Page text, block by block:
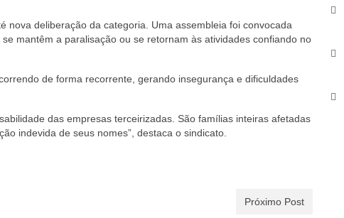
nova deliberação da categoria. Uma assembleia foi convocada
mantêm a paralisação ou se retornam às atividades confiando no
de forma recorrente, gerando insegurança e dificuldades
das empresas terceirizadas. São famílias inteiras afetadas
indevida de seus nomes”, destaca o sindicato.
Próximo Post